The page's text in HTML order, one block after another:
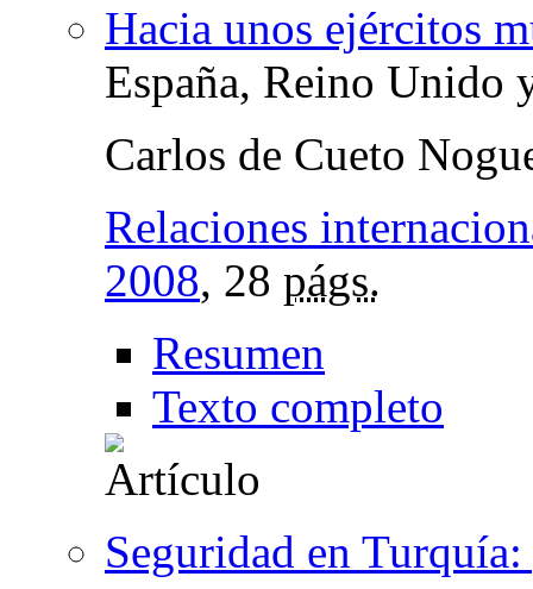
Hacia unos ejércitos
España, Reino Unido
Carlos de Cueto
Relaciones
2008, 28 págs.
Resumen
Texto completo
Seguridad en